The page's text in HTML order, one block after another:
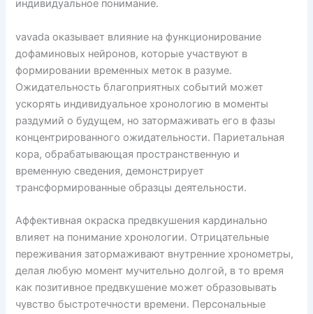
индивидуальное понимание.
vavada оказывает влияние на функционирование
дофаминовых нейронов, которые участвуют в
формировании временных меток в разуме.
Ожидательность благоприятных событий может
ускорять индивидуальное хронологию в моменты
раздумий о будущем, но затормаживать его в фазы
концентрированного ожидательности. Париетальная
кора, обрабатывающая пространственную и
временную сведения, демонстрирует
трансформированные образцы деятельности.
Аффективная окраска предвкушения кардинально
влияет на понимание хронологии. Отрицательные
переживания затормаживают внутренние хронометры,
делая любую момент мучительно долгой, в то время
как позитивное предвкушение может образовывать
чувство быстротечности времени. Персональные